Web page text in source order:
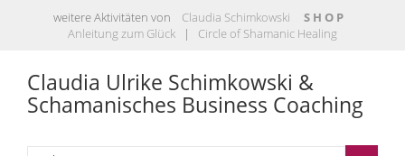
weitere Aktivitäten von Claudia Schimkowski
S H O P
Anleitung zum Glück | Circle of Shamanic Healing
Claudia Ulrike Schimkowski &
Schamanisches Business Coaching